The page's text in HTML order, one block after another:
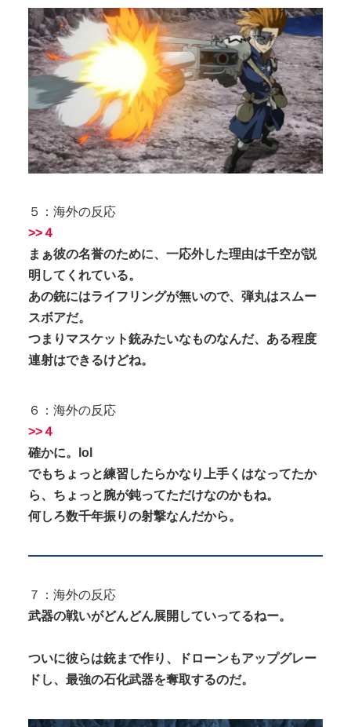
５：海外の反応
>>４
まぁ彼の名誉のために、一応外した理由は千空が説
明してくれている。
あの銃にはライフリングが無いので、弾丸はスムー
スボアだ。
つまりマスケット銃みたいなものなんだ、ある程度
連射はできるけどね。
６：海外の反応
>>４
確かに。lol
でもちょっと練習したらかなり上手くはなってたか
ら、ちょっと腕が鈍ってただけなのかもね。
何しろ数千年振りの射撃なんだから。
７：海外の反応
武器の戦いがどんどん展開していってるねー。
ついに彼らは銃まで作り、ドローンもアップグレー
ドし、最強の石化武器を奪取するのだ。